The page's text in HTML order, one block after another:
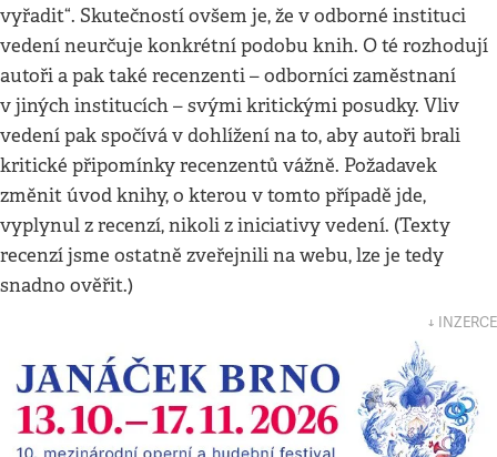
vyřadit“. Skutečností ovšem je, že v odborné instituci
vedení neurčuje konkrétní podobu knih. O té rozhodují
autoři a pak také recenzenti – odborníci zaměstnaní
v jiných institucích – svými kritickými posudky. Vliv
vedení pak spočívá v dohlížení na to, aby autoři brali
kritické připomínky recenzentů vážně. Požadavek
změnit úvod knihy, o kterou v tomto případě jde,
vyplynul z recenzí, nikoli z iniciativy vedení. (Texty
recenzí jsme ostatně zveřejnili na webu, lze je tedy
snadno ověřit.)
↓ INZERCE